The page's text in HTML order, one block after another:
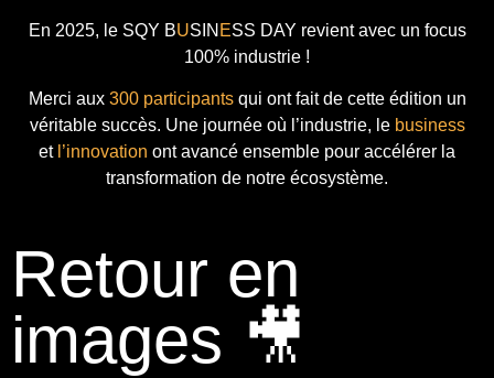
En 2025, le SQY BUSIN ESS DAY revient avec un focus
100% industrie !
Merci aux 300 participantsqui ont fait de cette édition un
véritable succès. Une journée où l’industrie, le business
et l’innovation ont avancé ensemble pour accélérer la
transformation de notre écosystème.
Retour en
images 🎥